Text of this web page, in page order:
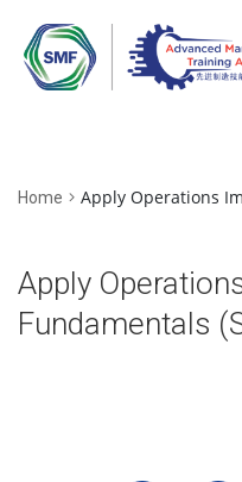
Home Apply Operations
Apply
Fundamentals